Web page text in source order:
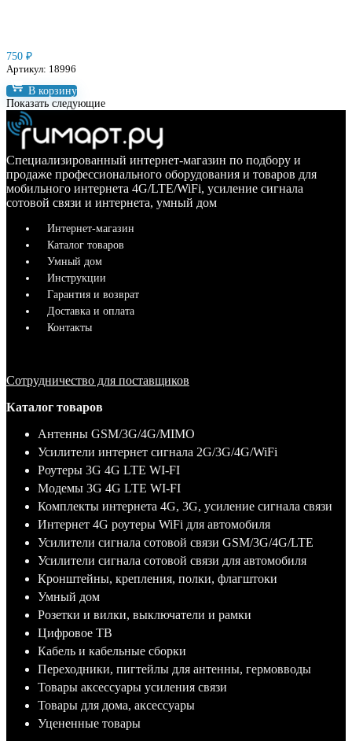
750 ₽
Артикул: 18996
В корзину
Показать следующие
Специализированный интернет-магазин по подбору и
продаже профессионального оборудования и товаров для
мобильного интернета 4G/LTE/WiFi, усиление сигнала
сотовой связи и интернета, умный дом
Интернет-магазин
Каталог товаров
Умный дом
Инструкции
Гарантия и возврат
Доставка и оплата
Контакты
Сотрудничество для поставщиков
Каталог товаров
Антенны GSM/3G/4G/MIMO
Усилители интернет сигнала 2G/3G/4G/WiFi
Роутеры 3G 4G LTE WI-FI
Модемы 3G 4G LTE WI-FI
Комплекты интернета 4G, 3G, усиление сигнала связи
Интернет 4G роутеры WiFi для автомобиля
Усилители сигнала сотовой связи GSM/3G/4G/LTE
Усилители сигнала сотовой связи для автомобиля
Кронштейны, крепления, полки, флагштоки
Умный дом
Розетки и вилки, выключатели и рамки
Цифровое ТВ
Кабель и кабельные сборки
Переходники, пигтейлы для антенны, гермовводы
Товары аксессуары усиления связи
Товары для дома, аксессуары
Уцененные товары